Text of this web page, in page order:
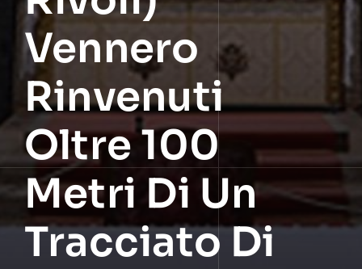
Vennero
Rinvenuti
Oltre 100
Metri Di Un
Tracciato Di